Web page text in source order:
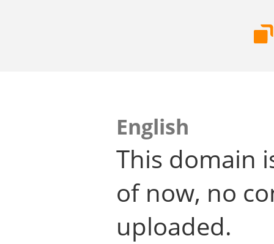
English
This domain
of now, no
uploaded.